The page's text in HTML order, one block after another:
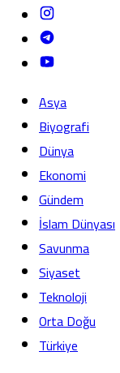
Asya
Biyografi
Dünya
Ekonomi
Gündem
İslam Dünyası
Savunma
Siyaset
Teknoloji
Orta Doğu
Türkiye